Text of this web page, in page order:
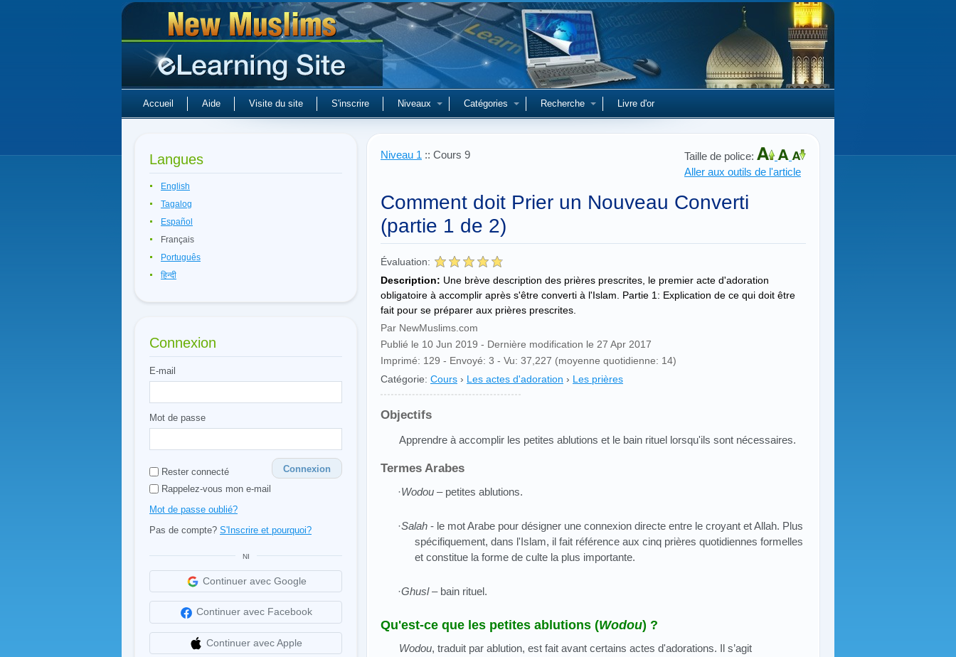
Accueil Aide Visite du site S'inscrire Niveaux Catégories Recherche Livre d'or
Langues
English
Tagalog
Español
Français
Português
हिन्दी
Connexion
E-mail
Mot de passe
Rester connecté
Connexion
Rappelez-vous mon e-mail
Mot de passe oublié?
Pas de compte? S'Inscrire et pourquoi?
NI
Continuer avec Google
Continuer avec Facebook
Continuer avec Apple
Niveau 1 :: Cours 9
Taille de police:
Aller aux outils de l'article
Comment doit Prier un Nouveau Converti
(partie 1 de 2)
Évaluation:
Description: Une brève description des prières prescrites, le premier acte d'adoration
obligatoire à accomplir après s'être converti à l'Islam. Partie 1: Explication de ce qui doit être
fait pour se préparer aux prières prescrites.
Par NewMuslims.com
Publié le 10 Jun 2019 - Dernière modification le 27 Apr 2017
Imprimé: 129 - Envoyé: 3 - Vu: 37,227 (moyenne quotidienne: 14)
Catégorie: Cours › Les actes d'adoration › Les prières
Objectifs
Apprendre à accomplir les petites ablutions et le bain rituel lorsqu'ils sont nécessaires.
Termes Arabes
·Wodou – petites ablutions.
·Salah - le mot Arabe pour désigner une connexion directe entre le croyant et Allah. Plus
spécifiquement, dans l'Islam, il fait référence aux cinq prières quotidiennes formelles
et constitue la forme de culte la plus importante.
·Ghusl– bain rituel.
Qu'est-ce que les petites ablutions (Wodou) ?
Wodou, traduit par ablution, est fait avant certains actes d'adorations. Il s’agit